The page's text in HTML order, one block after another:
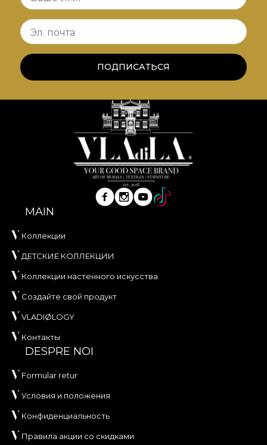
Эл. почта
ПОДПИСАТЬСЯ
MAIN
Коллекции
ДЕТСКИЕ КОЛЛЕКЦИИ
Коллекции настенного искусства
Создайте свой продукт
VLADIØLOGY
Контакты
DESPRE NOI
Formular retur
Условия и положения
Конфиденциальность
Правила акции со скидками